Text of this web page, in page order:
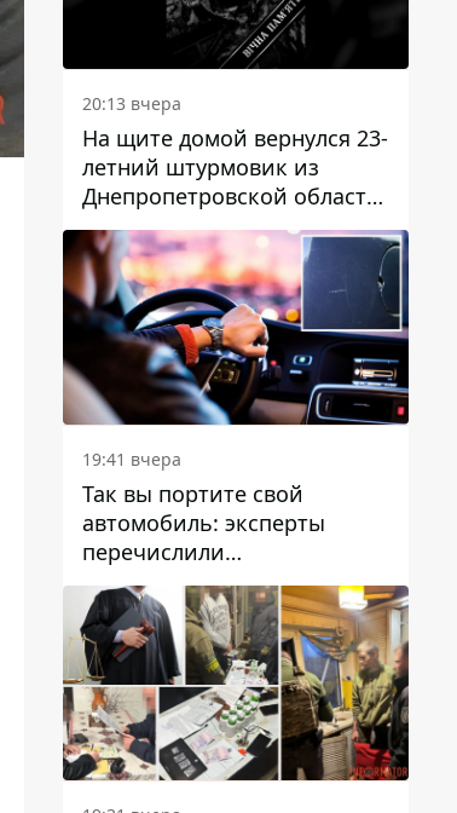
20:13 вчера
На щите домой вернулся 23-
летний штурмовик из
Днепропетровской области
Богдан Бескровный
19:41 вчера
Так вы портите свой
автомобиль: эксперты
перечислили
распространенные
привычки водителей,
которые на самом деле
вредят машине